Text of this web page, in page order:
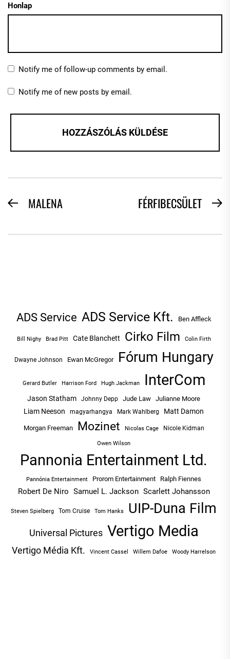
Honlap
Notify me of follow-up comments by email.
Notify me of new posts by email.
BEJEGYZÉS
PreviousMALENA FÉRFIBECSÜLET
ADS Service ADS Service Kft. Ben Affleck
Bill Nighy Brad Pitt Cate Blanchett Cirko Film Colin Firth
Dwayne Johnson Ewan McGregor Fórum Hungary
Gerard Butler Harrison Ford Hugh Jackman InterCom
Jason Statham Johnny Depp Jude Law Julianne Moore
Liam Neeson magyarhangya Mark Wahlberg Matt Damon
Morgan Freeman Mozinet Nicolas Cage Nicole Kidman
Owen Wilson
Pannonia Entertainment Ltd.
Pannónia Entertainment Prorom Entertainment Ralph Fiennes
Robert De Niro Samuel L. Jackson Scarlett Johansson
Steven Spielberg Tom Cruise Tom Hanks UIP-Duna Film
Universal Pictures Vertigo Media
Vertigo Média Kft. Vincent Cassel Willem Dafoe Woody Harrelson